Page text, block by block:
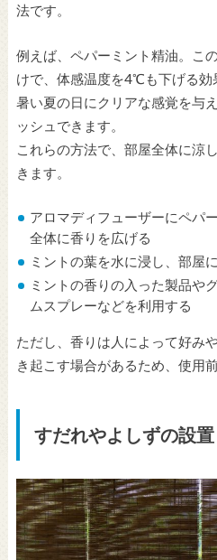
法です。
例えば、ペパーミント精油。こ
けで、体感温度を4℃も下げる効
暑い夏の日にクリアな感覚を与
ッシュできます。
これらの方法で、部屋全体に涼
きます。
アロマディフューザーにペパ
全体に香りを広げる
ミントの葉を水に浸し、部屋
ミントの香りの入った製品や
ムスプレーなどを利用する
ただし、香りは人によって好み
き起こす場合があるため、使用
すだれやよしずの設置